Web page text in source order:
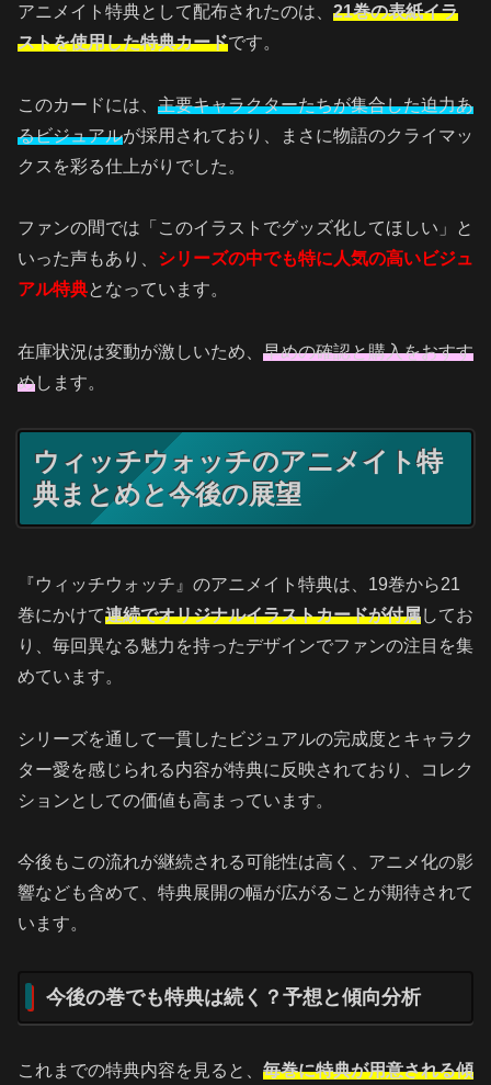
アニメイト特典として配布されたのは、 21巻の表紙イラ
ストを使用した特典カードです。
このカードには、 主要キャラクターたちが集合した迫力あ
るビジュアルが採用されており、まさに物語のクライマッ
クスを彩る仕上がりでした。
ファンの間では「このイラストでグッズ化してほしい」と
いった声もあり、 シリーズの中でも特に人気の高いビジュ
アル特典となっています。
在庫状況は変動が激しいため、 早めの確認と購入をおすす
めします。
ウィッチウォッチのアニメイト特
典まとめと今後の展望
『ウィッチウォッチ』のアニメイト特典は、19巻から21
巻にかけて連続でオリジナルイラストカードが付属してお
り、毎回異なる魅力を持ったデザインでファンの注目を集
めています。
シリーズを通して一貫したビジュアルの完成度とキャラク
ター愛を感じられる内容が特典に反映されており、コレク
ションとしての価値も高まっています。
今後もこの流れが継続される可能性は高く、アニメ化の影
響なども含めて、特典展開の幅が広がることが期待されて
います。
今後の巻でも特典は続く？予想と傾向分析
これまでの特典内容を見ると、 毎巻に特典が用意される傾